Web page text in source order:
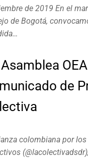
de 2019 En el
de Bogotá,
de
colombiana por